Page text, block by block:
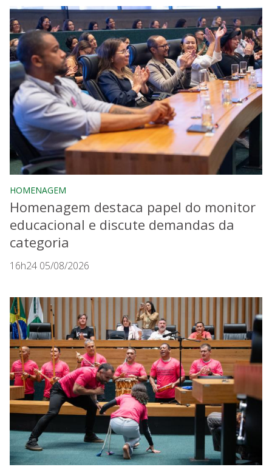
HOMENAGEM
Homenagem destaca papel do monitor
educacional e discute demandas da
categoria
16h24 05/08/2026